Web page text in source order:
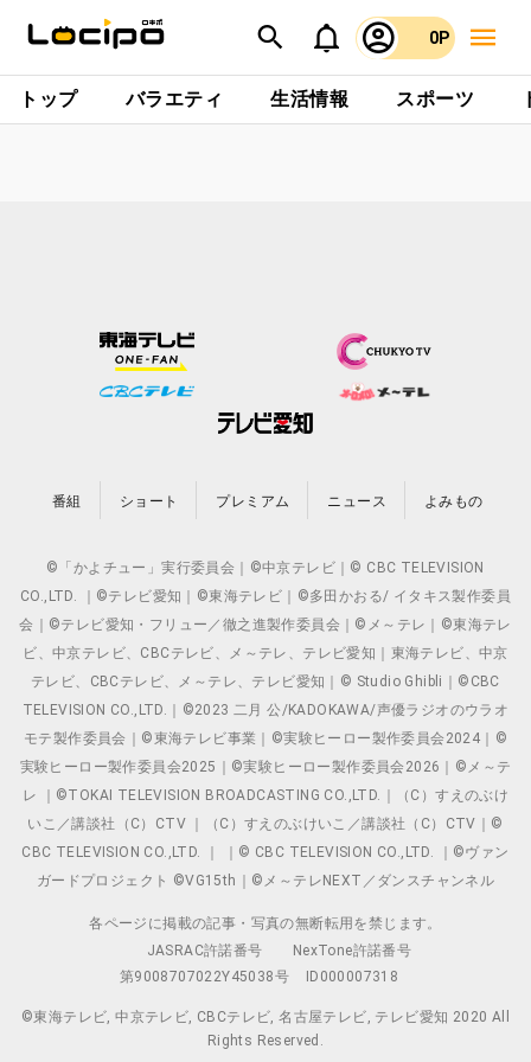
0P
トップ バラエティ 生活情報 スポーツ
番組 ショート プレミアム ニュース よみもの
©「かよチュー」実行委員会｜©中京テレビ｜© CBC TELEVISION
CO.,LTD. ｜©テレビ愛知｜©東海テレビ｜©多田かおる/ イタキス製作委員
会｜©テレビ愛知・フリュー／徹之進製作委員会｜©メ～テレ｜©東海テレ
ビ、中京テレビ、CBCテレビ、メ～テレ、テレビ愛知｜東海テレビ、中京
テレビ、CBCテレビ、メ～テレ、テレビ愛知｜© Studio Ghibli｜©CBC
TELEVISION CO.,LTD.｜©2023 二月 公/KADOKAWA/声優ラジオのウラオ
モテ製作委員会｜©東海テレビ事業｜©実験ヒーロー製作委員会2024｜©
実験ヒーロー製作委員会2025｜©実験ヒーロー製作委員会2026｜©メ～テ
レ ｜©TOKAI TELEVISION BROADCASTING CO.,LTD.｜（C）すえのぶけ
いこ／講談社（C）CTV ｜（C）すえのぶけいこ／講談社（C）CTV｜©
CBC TELEVISION CO.,LTD. ｜ ｜© CBC TELEVISION CO.,LTD. ｜©ヴァン
ガードプロジェクト ©VG15th｜©メ～テレNEXT／ダンスチャンネル
各ページに掲載の記事・写真の無断転用を禁じます。
JASRAC許諾番号
NexTone許諾番号
第9008707022Y45038号
ID000007318
©東海テレビ, 中京テレビ, CBCテレビ, 名古屋テレビ, テレビ愛知 2020 All
Rights Reserved.